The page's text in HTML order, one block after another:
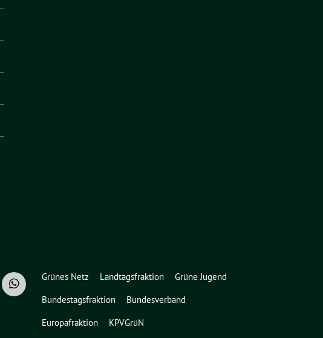
Grünes Netz Landtagsfraktion
Grüne Jugend
Bundestagsfraktion
Bundesverband
Europafraktion
KPVGrüN